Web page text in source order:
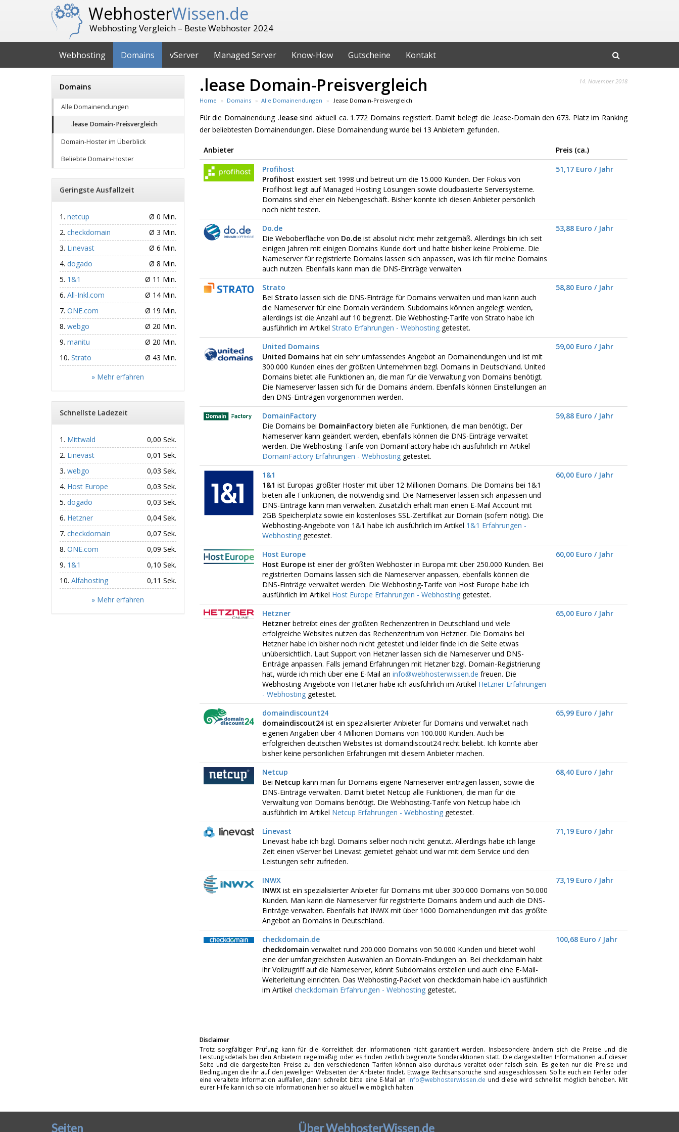
WebhosterWissen.de
Webhosting Vergleich – Beste Webhoster 2024
Webhosting Domains vServer Managed Server Know-How Gutscheine Kontakt
14. November 2018
.lease Domain-Preisvergleich
Home Domains Alle Domainendungen .lease Domain-Preisvergleich
Für die Domainendung .leasesind aktuell ca. 1.772 Domains registiert. Damit belegt die .lease-Domain den 673. Platz im Ranking
der beliebtesten Domainendungen. Diese Domainendung wurde bei 13 Anbietern gefunden.
Anbieter
Preis (ca.)
Profihost
Profihost existiert seit 1998 und betreut um die 15.000 Kunden. Der Fokus von
Profihost liegt auf Managed Hosting Lösungen sowie cloudbasierte Serversysteme.
Domains sind eher ein Nebengeschäft. Bisher konnte ich diesen Anbieter persönlich
noch nicht testen.
51,17 Euro / Jahr
Do.de
Die Weboberfläche von Do.deist absolut nicht mehr zeitgemäß. Allerdings bin ich seit
einigen Jahren mit einigen Domains Kunde dort und hatte bisher keine Probleme. Die
Nameserver für registrierte Domains lassen sich anpassen, was ich für meine Domains
auch nutzen. Ebenfalls kann man die DNS-Einträge verwalten.
53,88 Euro / Jahr
Strato
Bei Strato lassen sich die DNS-Einträge für Domains verwalten und man kann auch
die Nameserver für eine Domain verändern. Subdomains können angelegt werden,
allerdings ist die Anzahl auf 10 begrenzt. Die Webhosting-Tarife von Strato habe ich
ausführlich im Artikel Strato Erfahrungen - Webhostinggetestet.
58,80 Euro / Jahr
United Domains
United Domainshat ein sehr umfassendes Angebot an Domainendungen und ist mit
300.000 Kunden eines der größten Unternehmen bzgl. Domains in Deutschland. United
Domains bietet alle Funktionen an, die man für die Verwaltung von Domains benötigt.
Die Nameserver lassen sich für die Domains ändern. Ebenfalls können Einstellungen an
den DNS-Einträgen vorgenommen werden.
59,00 Euro / Jahr
DomainFactory
Die Domains bei DomainFactory bieten alle Funktionen, die man benötigt. Der
Nameserver kann geändert werden, ebenfalls können die DNS-Einträge verwaltet
werden. Die Webhosting-Tarife von DomainFactory habe ich ausführlich im Artikel
DomainFactory Erfahrungen - Webhostinggetestet.
59,88 Euro / Jahr
1&1
1&1 ist Europas größter Hoster mit über 12 Millionen Domains. Die Domains bei 1&1
bieten alle Funktionen, die notwendig sind. Die Nameserver lassen sich anpassen und
DNS-Einträge kann man verwalten. Zusätzlich erhält man einen E-Mail Account mit
2GB Speicherplatz sowie ein kostenloses SSL-Zertifikat zur Domain (sofern nötig). Die
Webhosting-Angebote von 1&1 habe ich ausführlich im Artikel 1&1 Erfahrungen -
Webhostinggetestet.
60,00 Euro / Jahr
Host Europe
Host Europeist einer der größten Webhoster in Europa mit über 250.000 Kunden. Bei
registrierten Domains lassen sich die Nameserver anpassen, ebenfalls können die
DNS-Einträge verwaltet werden. Die Webhosting-Tarife von Host Europe habe ich
ausführlich im Artikel Host Europe Erfahrungen - Webhostinggetestet.
60,00 Euro / Jahr
Hetzner
Hetznerbetreibt eines der größten Rechenzentren in Deutschland und viele
erfolgreiche Websites nutzen das Rechenzentrum von Hetzner. Die Domains bei
Hetzner habe ich bisher noch nicht getestet und leider finde ich die Seite etwas
unübersichtlich. Laut Support von Hetzner lassen sich die Nameserver und DNS-
Einträge anpassen. Falls jemand Erfahrungen mit Hetzner bzgl. Domain-Registrierung
hat, würde ich mich über eine E-Mail an info@webhosterwissen.de freuen. Die
Webhosting-Angebote von Hetzner habe ich ausführlich im Artikel Hetzner Erfahrungen
- Webhostinggetestet.
65,00 Euro / Jahr
domaindiscount24
domaindiscout24ist ein spezialisierter Anbieter für Domains und verwaltet nach
eigenen Angaben über 4 Millionen Domains von 100.000 Kunden. Auch bei
erfolgreichen deutschen Websites ist domaindiscout24 recht beliebt. Ich konnte aber
bisher keine persönlichen Erfahrungen mit diesem Anbieter machen.
65,99 Euro / Jahr
Netcup
Bei Netcup kann man für Domains eigene Nameserver eintragen lassen, sowie die
DNS-Einträge verwalten. Damit bietet Netcup alle Funktionen, die man für die
Verwaltung von Domains benötigt. Die Webhosting-Tarife von Netcup habe ich
ausführlich im Artikel Netcup Erfahrungen - Webhostinggetestet.
68,40 Euro / Jahr
Linevast
Linevast habe ich bzgl. Domains selber noch nicht genutzt. Allerdings habe ich lange
Zeit einen vServer bei Linevast gemietet gehabt und war mit dem Service und den
Leistungen sehr zufrieden.
71,19 Euro / Jahr
INWX
INWXist ein spezialisierter Anbieter für Domains mit über 300.000 Domains von 50.000
Kunden. Man kann die Nameserver für registrierte Domains ändern und auch die DNS-
Einträge verwalten. Ebenfalls hat INWX mit über 1000 Domainendungen mit das größte
Angebot an Domains in Deutschland.
73,19 Euro / Jahr
checkdomain.de
checkdomain verwaltet rund 200.000 Domains von 50.000 Kunden und bietet wohl
eine der umfangreichsten Auswahlen an Domain-Endungen an. Bei checkdomain habt
ihr Vollzugriff auf die Nameserver, könnt Subdomains erstellen und auch eine E-Mail-
Weiterleitung einrichten. Das Webhosting-Packet von checkdomain habe ich ausführlich
im Artikel checkdomain Erfahrungen - Webhostinggetestet.
100,68 Euro / Jahr
Disclaimer
Trotz sorgfältiger Prüfung kann für die Korrektheit der Informationen nicht garantiert werden. Insbesondere ändern sich die Preise und die
Leistungsdetails bei den Anbietern regelmäßig oder es finden zeitlich begrenzte Sonderaktionen statt. Die dargestellten Informationen auf dieser
Seite und die dargestellten Preise zu den verschiedenen Tarifen können also durchaus veraltet oder falsch sein. Es gelten nur die Preise und
Bedingungen die ihr auf den jeweiligen Webseiten der Anbieter findet. Etwaige Rechtsansprüche sind ausgeschlossen. Sollte euch ein Fehler oder
eine veraltete Information auffallen, dann schreibt bitte eine E-Mail an info@webhosterwissen.de und diese wird schnellst möglich behoben. Mit
eurer Hilfe kann ich so die Informationen hier so aktuell wie möglich halten.
Domains
Alle Domainendungen
.lease Domain-Preisvergleich
Domain-Hoster im Überblick
Beliebte Domain-Hoster
Geringste Ausfallzeit
netcup
Ø 0 Min.
checkdomain
Ø 3 Min.
Linevast
Ø 6 Min.
dogado
Ø 8 Min.
1&1
Ø 11 Min.
All-Inkl.com
Ø 14 Min.
ONE.com
Ø 19 Min.
webgo
Ø 20 Min.
manitu
Ø 20 Min.
Strato
Ø 43 Min.
» Mehr erfahren
Schnellste Ladezeit
Mittwald
0,00 Sek.
Linevast
0,01 Sek.
webgo
0,03 Sek.
Host Europe
0,03 Sek.
dogado
0,03 Sek.
Hetzner
0,04 Sek.
checkdomain
0,07 Sek.
ONE.com
0,09 Sek.
1&1
0,10 Sek.
Alfahosting
0,11 Sek.
» Mehr erfahren
Seiten Über WebhosterWissen.de